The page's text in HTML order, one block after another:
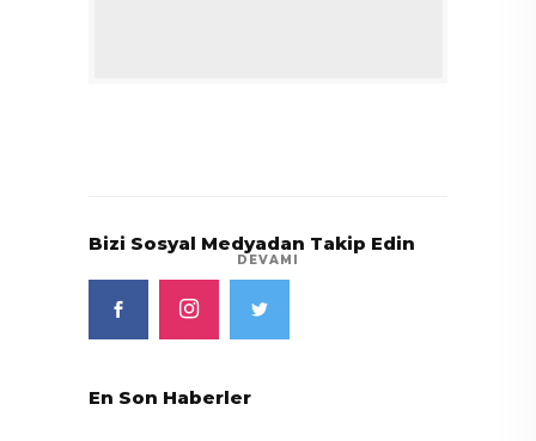
DEVAMI
Bizi Sosyal Medyadan Takip Edin
En Son Haberler